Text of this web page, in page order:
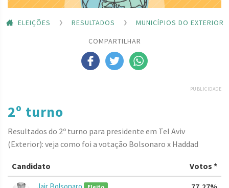
ELEIÇÕES RESULTADOS
MUNICÍPIOS DO EXTERIOR
COMPARTILHAR
PUBLICIDADE
2º turno
Resultados do 2º turno para presidente em Tel Aviv
(Exterior): veja como foi a votação Bolsonaro x Haddad
Candidato Votos *